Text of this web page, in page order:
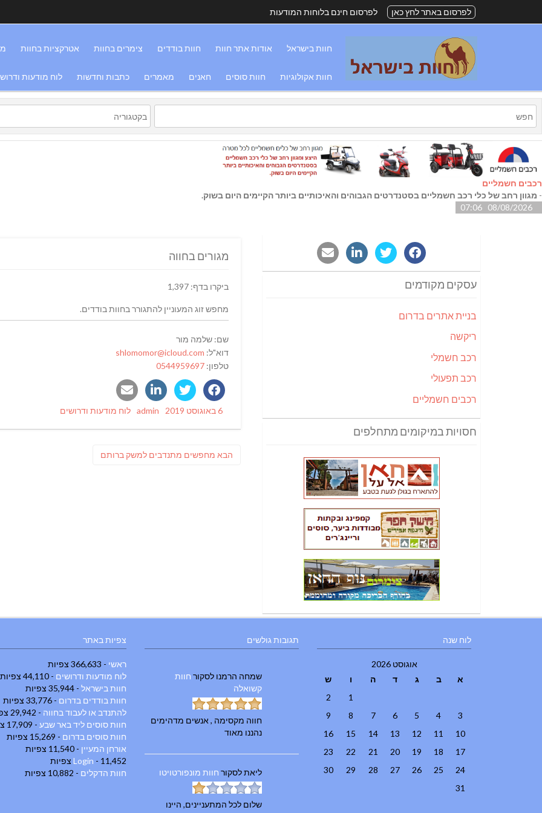
לפרסום באתר לחץ כאן לפרסום חינם בלוחות המודעות
חוות בישראל אודות אתר חוות חוות בודדים צימרים בחוות אטרקציות בחוות
חוות אקולוגיות חוות סוסים חאנים מאמרים כתבות וחדשות לוח מודעות
רכבים חשמליים
- מגוון רחב של כלי רכב חשמליים בסטנדרטים הגבוהים והאיכותיים ביותר הקיימים היום בשוק.
08/08/2026 07:06
מגורים בחווה
ביקרו בדף: 1,397
מחפש זוג המעוניין להתגורר בחוות בודדים.
שם: שלמה מור
דוא"ל: shlomomor@icloud.com
טלפון: 0544959697
Posted
6 באוגוסט 2019 Author
admin
Categories
לוח מודעות ודרושים
הבא פוסט
מחפשים מתנדבים למשק ברותם
עסקים מקודמים
בניית אתרים בדרום
ריקשה
רכב חשמלי
רכב תפעולי
רכבים חשמליים
חסויות במיקומים מתחלפים
צפיות באתר
ראשי - 366,633 צפיות
לוח מודעות ודרושים - 44,110 צפיות
חוות בישראל - 35,944 צפיות
חוות בודדים בדרום - 33,776 צפיות
להתנדב או לעבוד בחווה - 29,942 צפיות
חוות סוסים ליד באר שבע - 17,909 צפיות
חוות סוסים בדרום - 15,269 צפיות
אורחן המעיין - 11,540 צפיות
Login - 11,452 צפיות
חוות הדקלים - 10,882 צפיות
תגובות גולשים
שמחה הרמנו לסקור חוות
קשואלה
חווה מקסימה , אנשים מדהימים
נהננו מאוד
ליאתלסקור חוות מונפורטויטו
שלום לכל המתעניינים, היינו
לוח שנה
אוגוסט 2026
א
ב ג ד ה ו
ש
1
2
3
4
5
6
7
8
9
10
11
12
13
14
15
16
17
18
19
20
21
22
23
24
25
26
27
28
29
30
31